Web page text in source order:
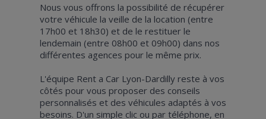
Nous vous offrons la possibilité de récupérer
votre véhicule la veille de la location (entre
17h00 et 18h30) et de le restituer le
lendemain (entre 08h00 et 09h00) dans nos
différentes agences pour le même prix.
L'équipe Rent a Car Lyon-Dardilly reste à vos
côtés pour vous proposer des conseils
personnalisés et des véhicules adaptés à vos
besoins. D'un simple clic ou par téléphone, en